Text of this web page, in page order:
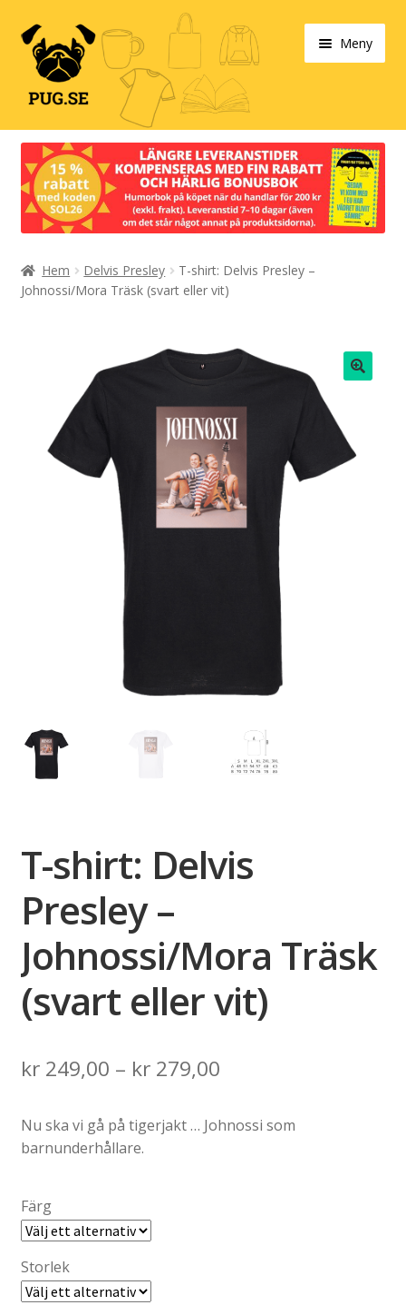
Hoppa
till
navigering
Hoppa
till
innehåll
Meny
Varukorg
Våra produkter
Designa själv!
Böcker
Info/villkor
Hem Delvis Presley
T-shirt: Delvis Presley –
Johnossi/Mora Träsk (svart eller vit)
T-shirt: Delvis
Presley –
Johnossi/Mora Träsk
(svart eller vit)
kr249,00 – kr279,00Price
kr 249,00
Nu ska vi gå på tigerjakt … Johnossi som
barnunderhållare.
Färg
Storlek